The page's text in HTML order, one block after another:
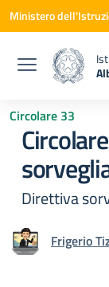
Vai ai contenuti
Vai al menu di
Vai al footer
Ministero
Circolare 33
Direttiva
Frigerio